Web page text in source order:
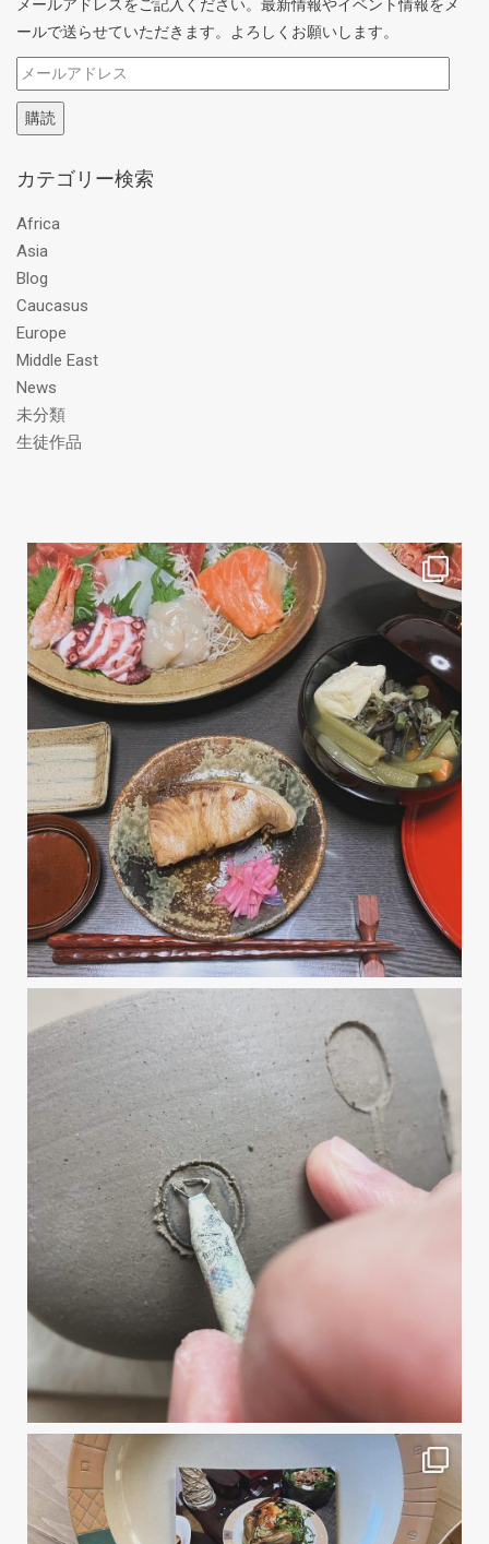
メールアドレスをご記入ください。最新情報やイベント情報をメ
ールで送らせていただきます。よろしくお願いします。
メ
ー
ル
ド
ス
購読
カテゴリー検索
Africa
Asia
Blog
Caucasus
Europe
Middle East
News
未分類
生徒作品